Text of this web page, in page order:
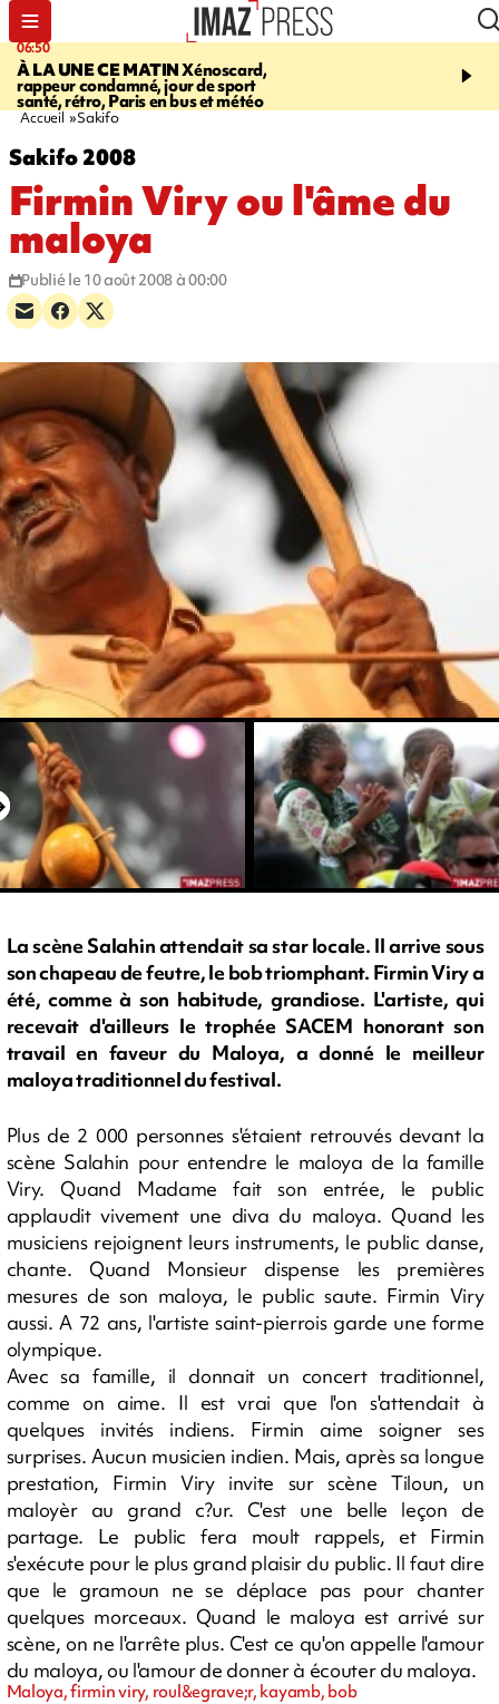
06:50
À LA UNE CE MATINXénoscard,
rappeur condamné, jour de sport
santé, rétro, Paris en bus et météo
08:53
JOUR
bouger,
Accueil Sakifo
Sakifo 2008
Firmin Viry ou l'âme du
maloya
Publié le 10 août 2008 à 00:00
La scène Salahin attendait sa star locale. Il arrive sous
son chapeau de feutre, le bob triomphant. Firmin Viry a
été, comme à son habitude, grandiose. L'artiste, qui
recevait d'ailleurs le trophée SACEM honorant son
travail en faveur du Maloya, a donné le meilleur
maloya traditionnel du festival.
Plus de 2 000 personnes s'étaient retrouvés devant la
scène Salahin pour entendre le maloya de la famille
Viry. Quand Madame fait son entrée, le public
applaudit vivement une diva du maloya. Quand les
musiciens rejoignent leurs instruments, le public danse,
chante. Quand Monsieur dispense les premières
mesures de son maloya, le public saute. Firmin Viry
aussi. A 72 ans, l'artiste saint-pierrois garde une forme
olympique.
Avec sa famille, il donnait un concert traditionnel,
comme on aime. Il est vrai que l'on s'attendait à
quelques invités indiens. Firmin aime soigner ses
surprises. Aucun musicien indien. Mais, après sa longue
prestation, Firmin Viry invite sur scène Tiloun, un
maloyèr au grand c?ur. C'est une belle leçon de
partage. Le public fera moult rappels, et Firmin
s'exécute pour le plus grand plaisir du public. Il faut dire
que le gramoun ne se déplace pas pour chanter
quelques morceaux. Quand le maloya est arrivé sur
scène, on ne l'arrête plus. C'est ce qu'on appelle l'amour
du maloya, ou l'amour de donner à écouter du maloya.
Maloya, firmin viry, roul&egrave;r, kayamb, bob